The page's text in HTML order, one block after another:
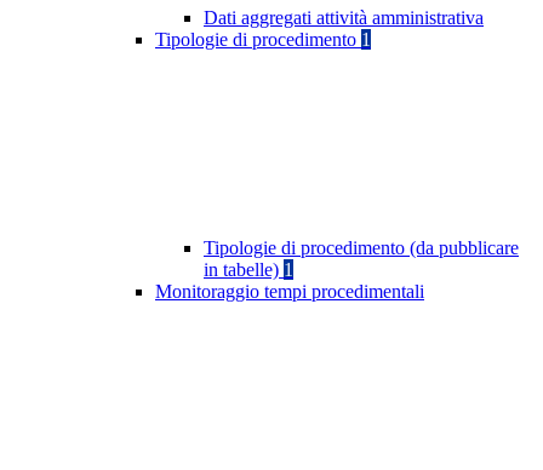
Dati aggregati attività amministrativa
Tipologie di procedimento 1
Tipologie di procedimento (da pubblicare
in tabelle) 1
Monitoraggio tempi procedimentali